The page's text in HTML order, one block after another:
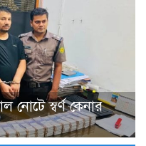
নোটে স্বর্ণ কেনার